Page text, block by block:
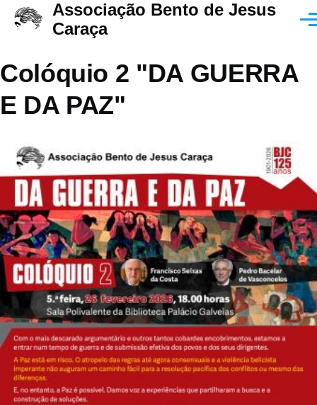
Passar para o conteúdo principal
Associação Bento de Jesus
Caraça
Colóquio 2 "DA GUERRA
E DA PAZ"